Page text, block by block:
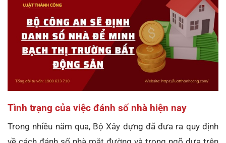
Tình trạng của việc đánh số nhà hiện nay
Trong nhiều năm qua, Bộ Xây dựng đã đưa ra quy định